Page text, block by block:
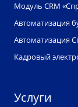
Модуль CRM
Автоматизация
Автоматизация
Кадровый
Услуги